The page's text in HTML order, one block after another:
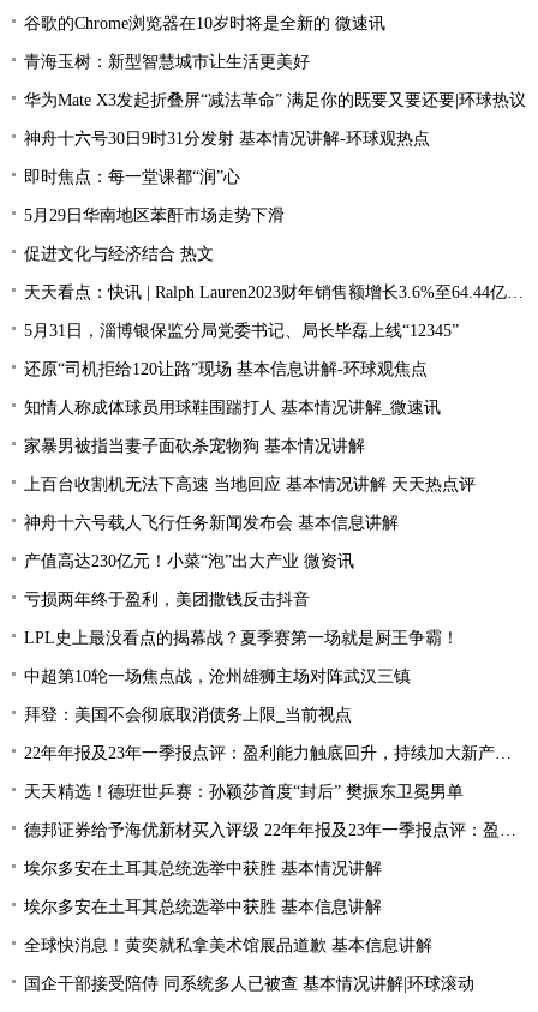
谷歌的Chrome浏览器在10岁时将是全新的 微速讯
青海玉树：新型智慧城市让生活更美好
华为Mate X3发起折叠屏“减法革命” 满足你的既要又要还要|环球热议
神舟十六号30日9时31分发射 基本情况讲解-环球观热点
即时焦点：每一堂课都“润”心
5月29日华南地区苯酐市场走势下滑
促进文化与经济结合 热文
天天看点：快讯 | Ralph Lauren2023财年销售额增长3.6%至64.44亿美元
5月31日，淄博银保监分局党委书记、局长毕磊上线“12345”
还原“司机拒给120让路”现场 基本信息讲解-环球观焦点
知情人称成体球员用球鞋围踹打人 基本情况讲解_微速讯
家暴男被指当妻子面砍杀宠物狗 基本情况讲解
上百台收割机无法下高速 当地回应 基本情况讲解 天天热点评
神舟十六号载人飞行任务新闻发布会 基本信息讲解
产值高达230亿元！小菜“泡”出大产业 微资讯
亏损两年终于盈利，美团撒钱反击抖音
LPL史上最没看点的揭幕战？夏季赛第一场就是厨王争霸！
中超第10轮一场焦点战，沧州雄狮主场对阵武汉三镇
拜登：美国不会彻底取消债务上限_当前视点
22年年报及23年一季报点评：盈利能力触底回升，持续加大新产品研发
天天精选！德班世乒赛：孙颖莎首度“封后” 樊振东卫冕男单
德邦证券给予海优新材买入评级 22年年报及23年一季报点评：盈利能力触底回升 持续加大新产品研发
埃尔多安在土耳其总统选举中获胜 基本情况讲解
埃尔多安在土耳其总统选举中获胜 基本信息讲解
全球快消息！黄奕就私拿美术馆展品道歉 基本信息讲解
国企干部接受陪侍 同系统多人已被查 基本情况讲解|环球滚动